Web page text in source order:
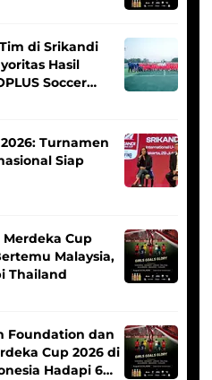
di Srikandi
Hasil
Soccer
Turnamen
Siap
Cup
Malaysia,
Thailand
Foundation dan
Cup 2026 di
Hadapi 6